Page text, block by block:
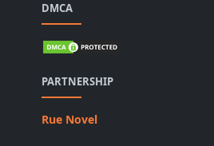
DMCA
PARTNERSHIP
Rue Novel